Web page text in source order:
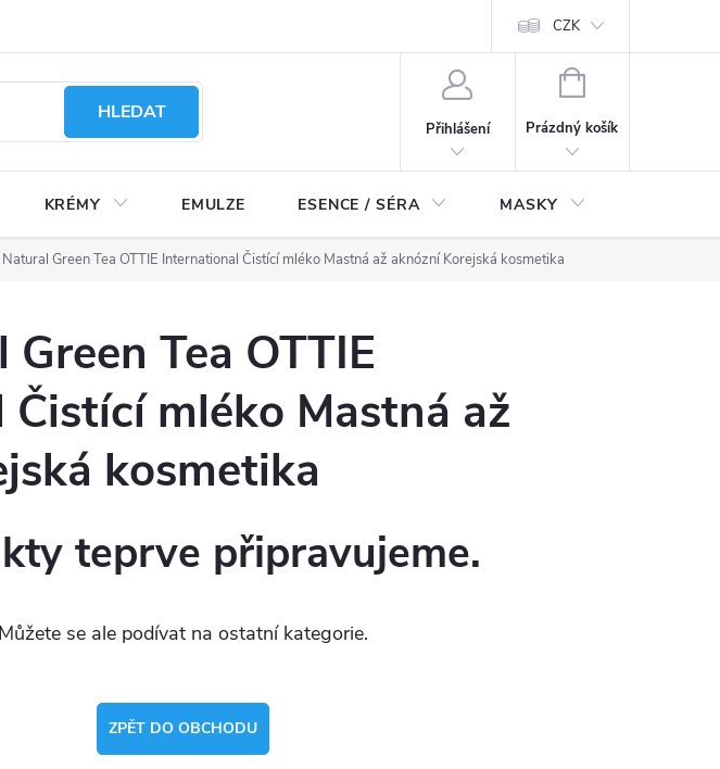
CZK
HLEDAT
Přihlášení
NÁKUPNÍ
Prázdný košík
KRÉMY EMULZE ESENCE / SÉRA MASKY
Green Tea OTTIE International Čistící mléko Mastná až aknózní Korejská kosmetika
Tea OTTIE
mléko Mastná až
kosmetika
teprve připravujeme.
Můžete se ale podívat na ostatní kategorie.
ZPĚT DO OBCHODU